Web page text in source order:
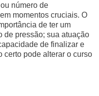
número de
momentos cruciais. O
de ter um
de pressão; sua atuação
de finalizar e
certo pode alterar o curso